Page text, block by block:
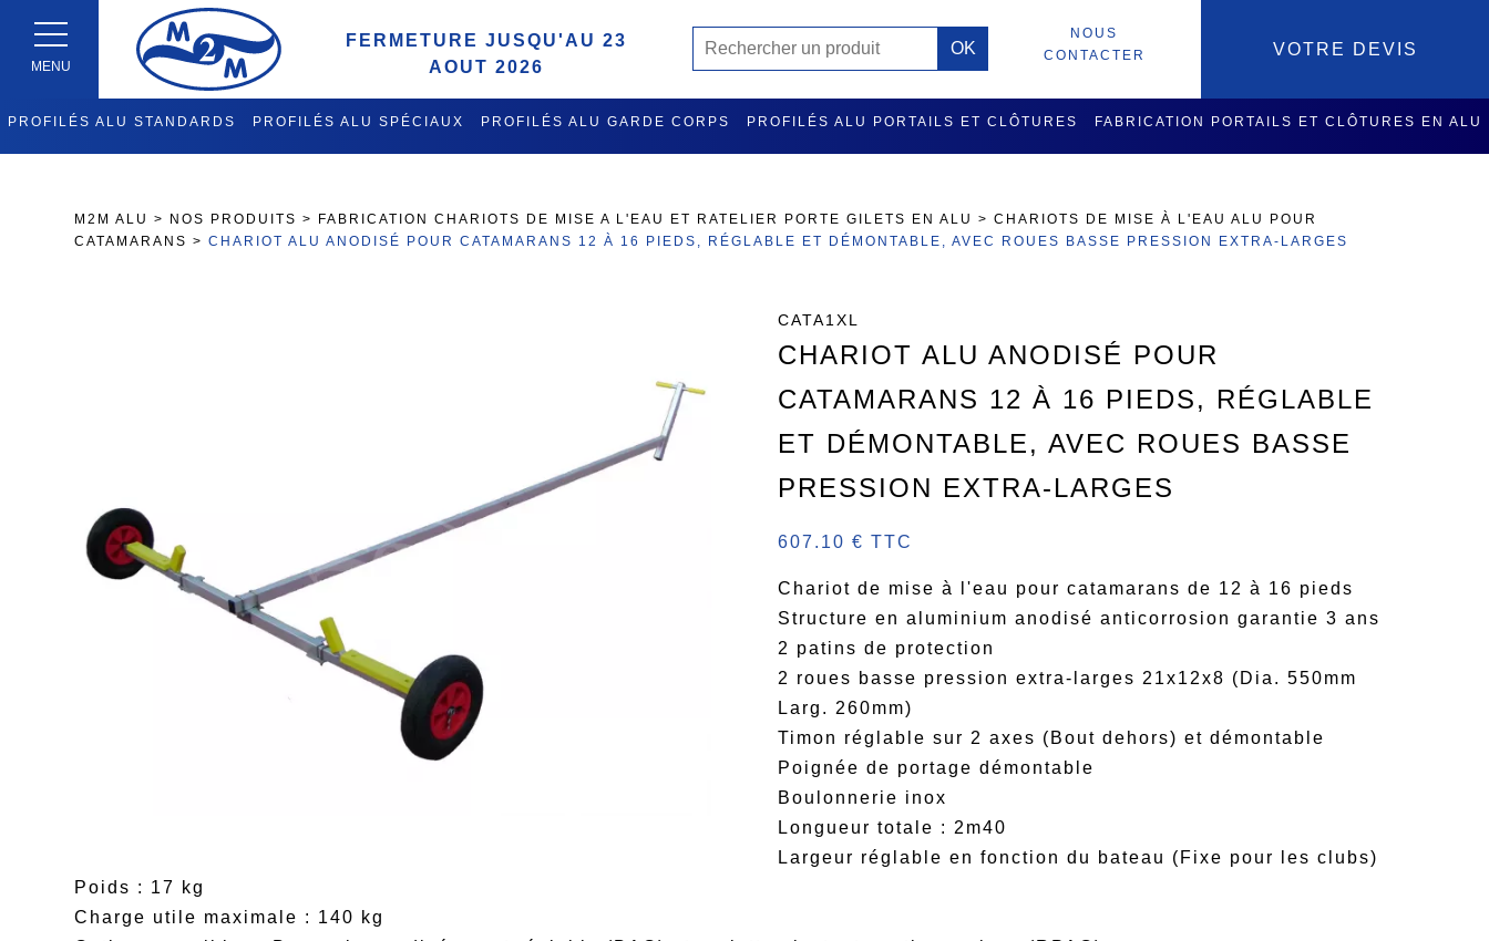
MENU
VOTRE DEVIS
NOUS
CONTACTER
FERMETURE JUSQU'AU 23
AOUT 2026
PROFILÉS ALU STANDARDS PROFILÉS ALU SPÉCIAUX PROFILÉS ALU GARDE CORPS PROFILÉS ALU PORTAILS ET CLÔTURES FABRICATION PORTAILS ET CLÔTURES EN ALU
M2M ALU > NOS PRODUITS > FABRICATION CHARIOTS DE MISE A L'EAU ET RATELIER PORTE GILETS EN ALU >CHARIOTS DE MISE À L'EAU ALU POUR
CATAMARANS >CHARIOT ALU ANODISÉ POUR CATAMARANS 12 À 16 PIEDS, RÉGLABLE ET DÉMONTABLE, AVEC ROUES BASSE PRESSION EXTRA-LARGES
CATA1XL
CHARIOT ALU ANODISÉ POUR
CATAMARANS 12 À 16 PIEDS, RÉGLABLE
ET DÉMONTABLE, AVEC ROUES BASSE
PRESSION EXTRA-LARGES
607.10 € TTC
Chariot de mise à l'eau pour catamarans de 12 à 16 pieds
Structure en aluminium anodisé anticorrosion garantie 3 ans
2 patins de protection
2 roues basse pression extra-larges 21x12x8 (Dia. 550mm
Larg. 260mm)
Timon réglable sur 2 axes (Bout dehors) et démontable
Poignée de portage démontable
Boulonnerie inox
Longueur totale : 2m40
Largeur réglable en fonction du bateau (Fixe pour les clubs)
Poids : 17 kg
Charge utile maximale : 140 kg